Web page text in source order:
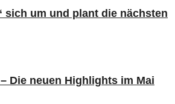
sich um und plant die nächsten
Die neuen Highlights im Mai